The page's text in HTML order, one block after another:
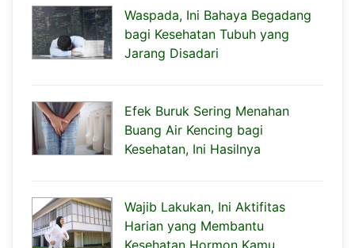
Waspada, Ini Bahaya Begadang
bagi Kesehatan Tubuh yang
Jarang Disadari
Efek Buruk Sering Menahan
Buang Air Kencing bagi
Kesehatan, Ini Hasilnya
Wajib Lakukan, Ini Aktifitas
Harian yang Membantu
Kesehatan Hormon Kamu